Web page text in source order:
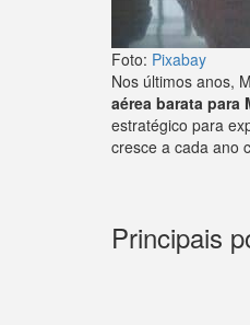
Foto: Pixabay
Nos últimos anos,
aérea barata para
estratégico para
cresce a cada ano
Principais